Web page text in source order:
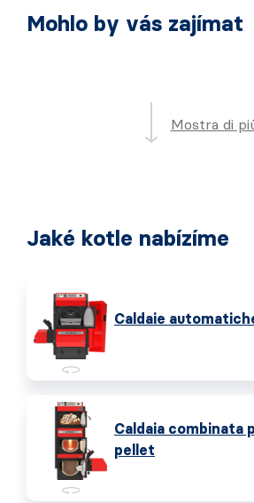
Mohlo by vás zajímat
Mostra di
Jaké kotle nabízíme
Caldaie
Caldaia combinata
pellet